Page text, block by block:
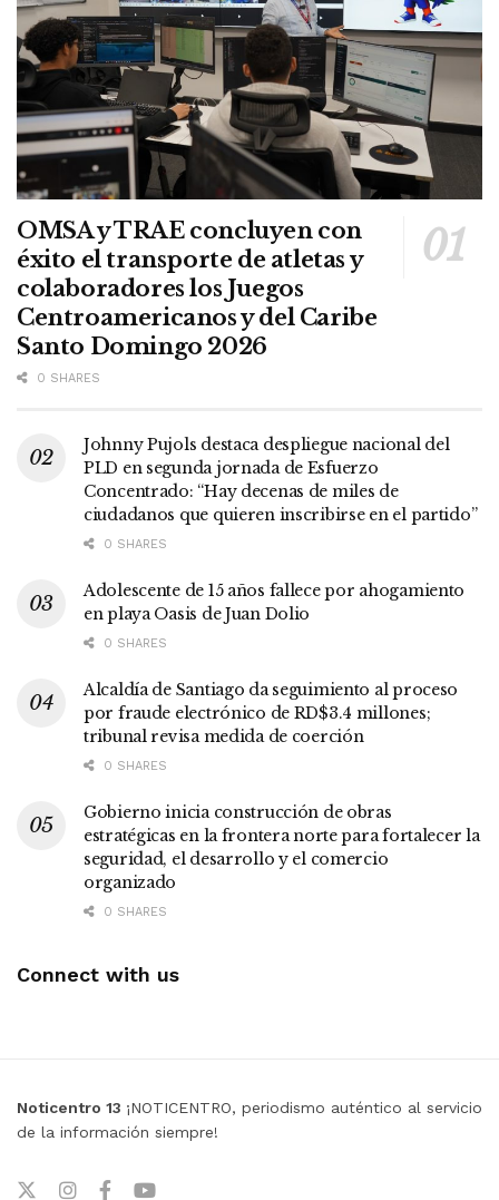
OMSA y TRAE concluyen con
éxito el transporte de atletas y
colaboradores los Juegos
Centroamericanos y del Caribe
Santo Domingo 2026
0 SHARES
Johnny Pujols destaca despliegue nacional del
PLD en segunda jornada de Esfuerzo
Concentrado: “Hay decenas de miles de
ciudadanos que quieren inscribirse en el partido”
0 SHARES
Adolescente de 15 años fallece por ahogamiento
en playa Oasis de Juan Dolio
0 SHARES
Alcaldía de Santiago da seguimiento al proceso
por fraude electrónico de RD$3.4 millones;
tribunal revisa medida de coerción
0 SHARES
Gobierno inicia construcción de obras
estratégicas en la frontera norte para fortalecer la
seguridad, el desarrollo y el comercio
organizado
0 SHARES
Connect with us
Noticentro 13 ¡NOTICENTRO, periodismo auténtico al servicio
de la información siempre!